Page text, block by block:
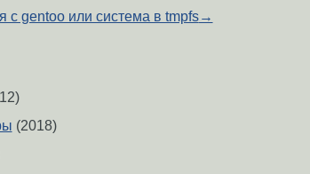
с gentoo или система в tmpfs→
(2018)